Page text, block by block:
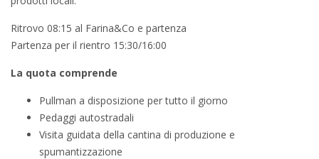
Ritrovo 08:15 al Farina&Co e partenza
Partenza per il rientro 15:30/16:00
La quota comprende
Pullman a disposizione per tutto il giorno
Pedaggi autostradali
Visita guidata della cantina di produzione e
spumantizzazione